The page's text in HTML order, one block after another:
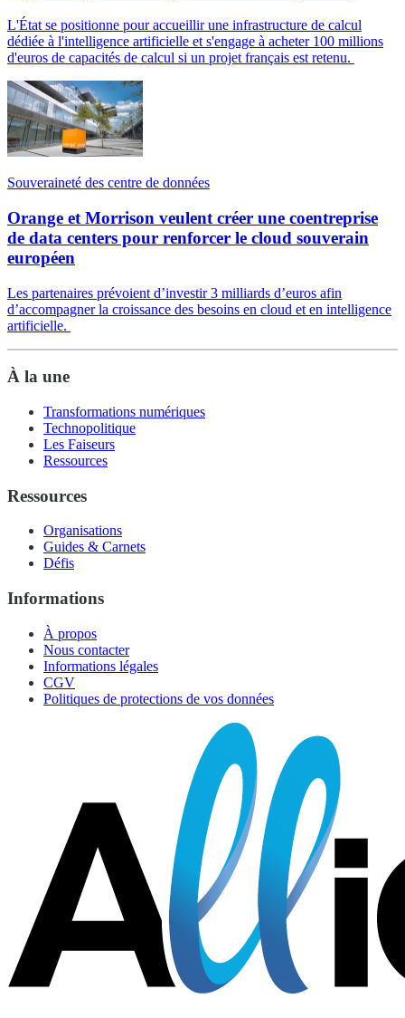
L'État se positionne pour accueillir une infrastructure de calcul
dédiée à l'intelligence artificielle et s'engage à acheter 100 millions
d'euros de capacités de calcul si un projet français est retenu.
Souveraineté des centre de données
Orange et Morrison veulent créer une coentreprise
de data centers pour renforcer le cloud souverain
européen
Les partenaires prévoient d’investir 3 milliards d’euros afin
d’accompagner la croissance des besoins en cloud et en intelligence
artificielle.
À la une
Transformations numériques
Technopolitique
Les Faiseurs
Ressources
Ressources
Organisations
Guides & Carnets
Défis
Informations
À propos
Nous contacter
Informations légales
CGV
Politiques de protections de vos données